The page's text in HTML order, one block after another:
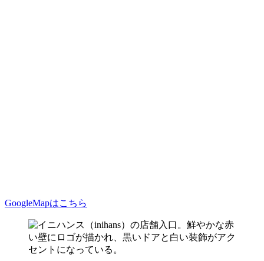
GoogleMapはこちら